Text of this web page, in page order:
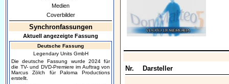
Medien
Coverbilder
Synchronfassungen
Aktuell angezeigte Fassung
Deutsche Fassung
Legendary Units GmbH
Die deutsche Fassung wurde 2024 für
die TV- und DVD-Premiere im Auftrag von
Marcus Zölch für Paloma Productions
erstellt.
Nr. Darsteller